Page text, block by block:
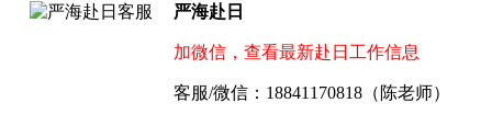
严海赴日
加微信，查看最新赴日工作信息
客服/微信：18841170818（陈老师）